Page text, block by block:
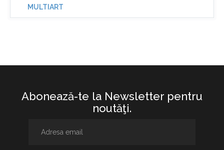
MULTIART
Abonează-te la Newsletter pentru
noutăţi.